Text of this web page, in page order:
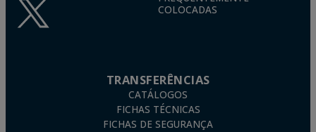
COLOCADAS
TRANSFERÊNCIAS
CATÁLOGOS
FICHAS TÉCNICAS
FICHAS DE SEGURANÇA